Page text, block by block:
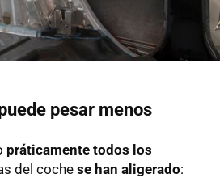
pesar menos
práticamente todos los
del coche se han aligerado: